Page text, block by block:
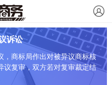
诉讼
，商标局作出对被异议商标核
议复审，双方若对复审裁定结